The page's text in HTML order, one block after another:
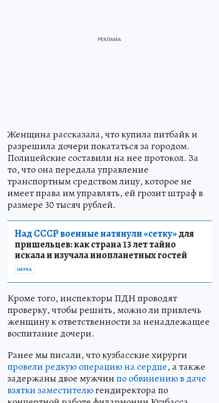
Женщина рассказала, что купила питбайк и
разрешила дочери покататься за городом.
Полицейские составили на нее протокол. За
то, что она передала управление
транспортным средством лицу, которое не
имеет права им управлять, ей грозит штраф в
размере 30 тысяч рублей.
Над СССР военные натянули «сетку»для
пришельцев: как страна 13 лет тайно
искала и изучала инопланетных гостей
НАУКА
Кроме того, инспекторы ПДН проводят
проверку, чтобы решить, можно ли привлечь
женщину к ответственности за ненадлежащее
воспитание дочери.
Ранее мы писали, что кузбасские хирурги
провели редкую операцию на сердце, а также
задержаны двое мужчинпо обвинению в даче
взятки заместителюгендиректора по